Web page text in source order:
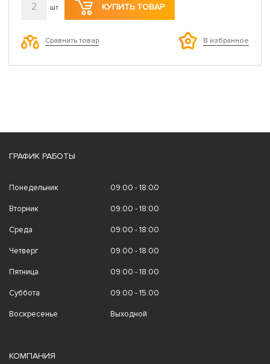
2 шт КУПИТЬ ТОВАР
Сравнить товар В избранное
ГРАФИК РАБОТЫ
Понедельник 09:00 - 18:00
Вторник 09:00 - 18:00
Среда 09:00 - 18:00
Четверг 09:00 - 18:00
Пятница 09:00 - 18:00
Суббота 09:00 - 15:00
Воскресенье Выходной
КОМПАНИЯ